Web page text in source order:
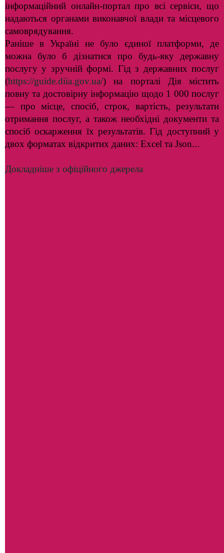
інформаційний онлайн-портал про всі сервіси, що
надаються органами виконавчої влади та місцевого
самоврядування.
Раніше в Україні не було єдиної платформи, де
можна було б дізнатися про будь-яку державну
послугу у зручній формі. Гід з державних послуг
(https://guide.diia.gov.ua/) на порталі Дія містить
повну та достовірну інформацію щодо 1 000 послуг
— про місце, спосіб, строк, вартість, результати
отримання послуг, а також необхідні документи та
спосіб оскарження їх результатів. Гід доступний у
двох форматах відкритих даних: Excel та Json...
Докладніше з офіційного джерела